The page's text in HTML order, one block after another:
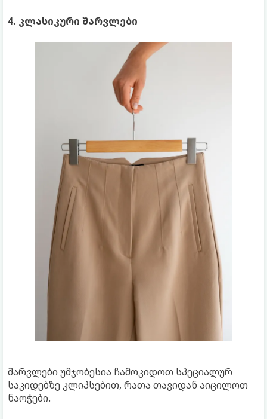
4. კლასიკური შარვლები
შარვლები უმჯობესია ჩამოკიდოთ სპეციალურ
საკიდებზე კლიპსებით, რათა თავიდან აიცილოთ
ნაოჭები.